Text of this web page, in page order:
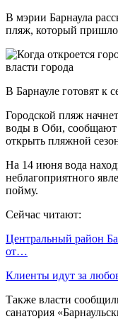
В мэрии Барнаула
пляж, который
В Барнауле готовят к
Городской пляж
воды в Оби, сообщают
открыть пляжной
На 14 июня вода
неблагоприятного
пойму.
Сейчас читают:
Центральный район
от…
Клиенты идут за
Также власти
санатория